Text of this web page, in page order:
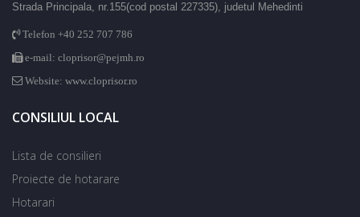
Strada Principala, nr.155(cod postal 227335), judetul Mehedinti
Telefon +40 252 707 786
e-mail: cloprisor@pejmh.ro
Website: www.cloprisor.ro
CONSILIUL LOCAL
Lista de consilieri
Proiecte de hotarare
Hotarari